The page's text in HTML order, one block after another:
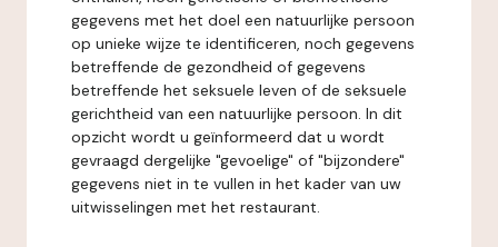
gegevens met het doel een natuurlijke persoon
op unieke wijze te identificeren, noch gegevens
betreffende de gezondheid of gegevens
betreffende het seksuele leven of de seksuele
gerichtheid van een natuurlijke persoon. In dit
opzicht wordt u geïnformeerd dat u wordt
gevraagd dergelijke "gevoelige" of "bijzondere"
gegevens niet in te vullen in het kader van uw
uitwisselingen met het restaurant.